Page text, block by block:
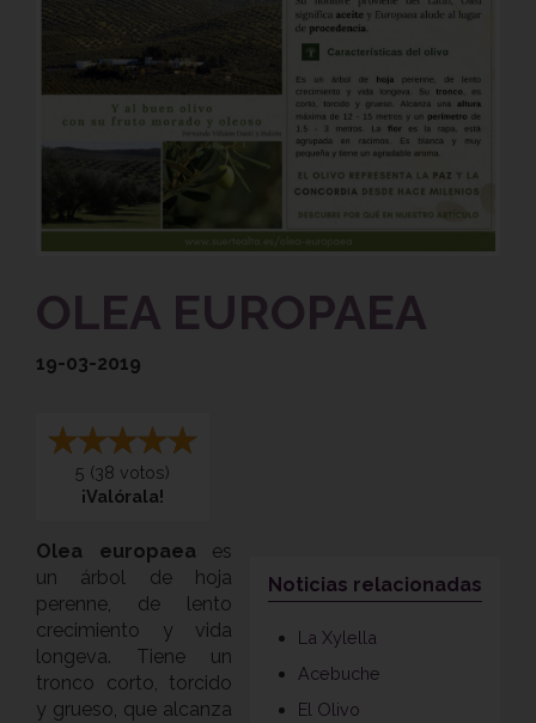
OLEA EUROPAEA
19-03-2019
5 (38 votos)
¡Valórala!
Noticias relacionadas
La Xylella
Acebuche
El Olivo
Olea europaea es
un árbol de hoja
perenne, de lento
crecimiento y vida
longeva. Tiene un
tronco corto, torcido
y grueso, que alcanza